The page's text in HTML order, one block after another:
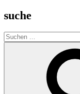
suche
Suche
nach: